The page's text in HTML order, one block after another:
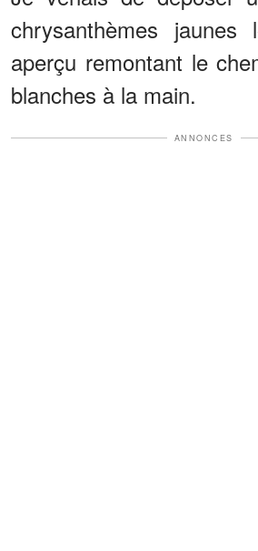
chrysanthèmes
aperçu remontant le
blanches à la main.
ANNONCES